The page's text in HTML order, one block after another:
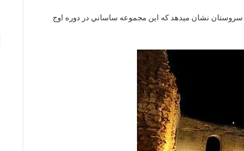
نشان میدهد که اين مجموعه ساساني در دوره اوج